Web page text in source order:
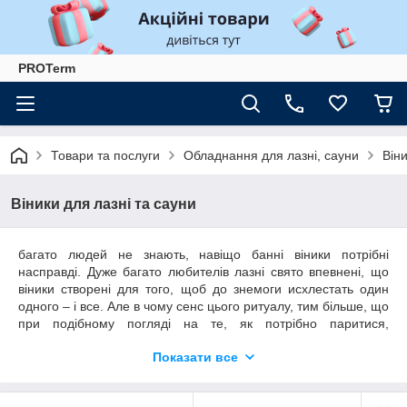
PROTerm
Товари та послуги Обладнання для лазні, сауни
Віники для лазні та сауни
багато людей не знають, навіщо банні віники потрібні
насправді. Дуже багато любителів лазні свято впевнені, що
віники створені для того, щоб до знемоги исхлестать один
одного – і все. Але в чому сенс цього ритуалу, тим більше, що
при подібному погляді на те, як потрібно паритися,
процедуру і не приносить задоволення.Насправді
віником посилює кровообіг в шкірі і більш глибоких тканинах.
Показати все